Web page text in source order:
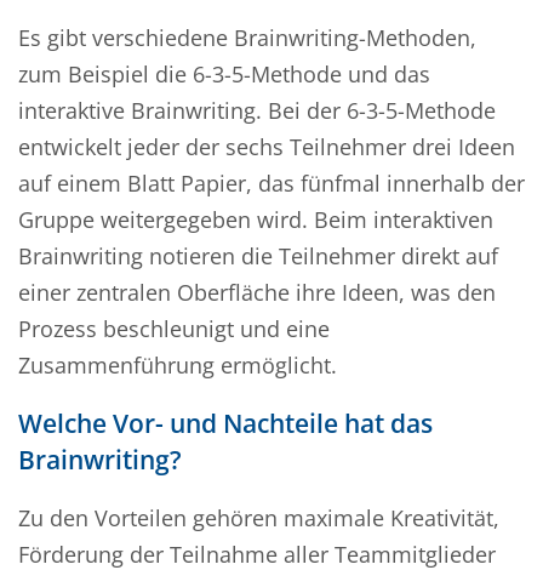
Es gibt verschiedene Brainwriting-Methoden,
zum Beispiel die 6-3-5-Methode und das
interaktive Brainwriting. Bei der 6-3-5-Methode
entwickelt jeder der sechs Teilnehmer drei Ideen
auf einem Blatt Papier, das fünfmal innerhalb der
Gruppe weitergegeben wird. Beim interaktiven
Brainwriting notieren die Teilnehmer direkt auf
einer zentralen Oberfläche ihre Ideen, was den
Prozess beschleunigt und eine
Zusammenführung ermöglicht.
Welche Vor- und Nachteile hat das
Brainwriting?
Zu den Vorteilen gehören maximale Kreativität,
Förderung der Teilnahme aller Teammitglieder